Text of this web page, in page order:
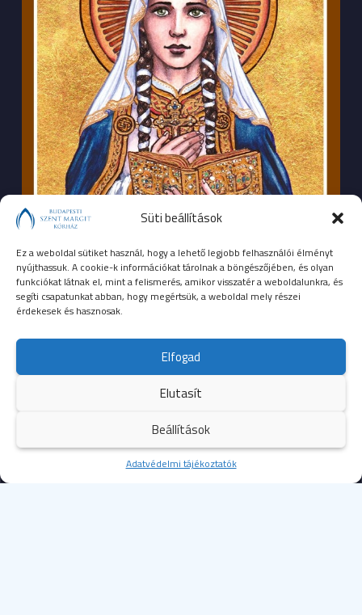
Süti beállítások
Ez a weboldal sütiket használ, hogy a lehető legjobb felhasználói élményt
nyújthassuk. A cookie-k információkat tárolnak a böngészőjében, és olyan
funkciókat látnak el, mint a felismerés, amikor visszatér a weboldalunkra, és
segíti csapatunkat abban, hogy megértsük, a weboldal mely részei
érdekesek és hasznosak.
Elfogad
Elutasít
Beállítások
Adatvédelmi tájékoztatók
Kezdőoldal
SEGÉLYHÍVÓSZÁMOK
104mentők
107rendőrség